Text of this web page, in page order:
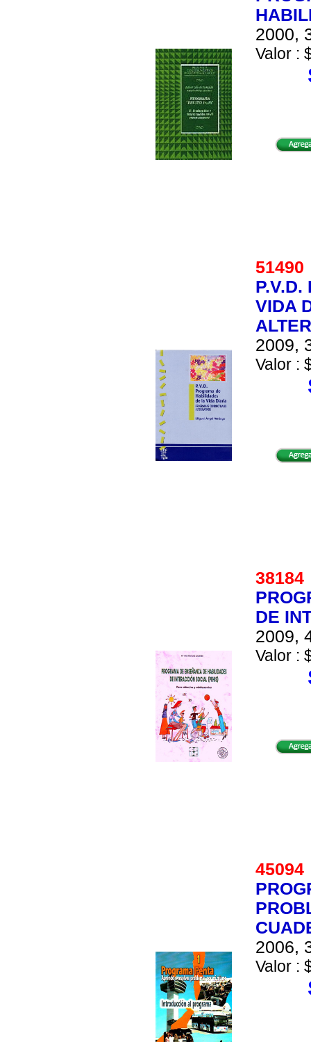
2000,
Valor :
P.V.D.
VIDA
2009,
Valor :
DE
2009,
Valor :
2006,
Valor :